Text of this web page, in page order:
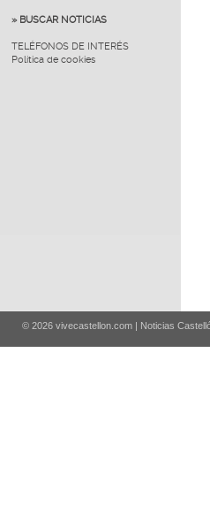
» BUSCAR NOTICIAS
TELÉFONOS DE INTERÉS
Política de cookies
© 2026 vivecastellon.com | Noticias